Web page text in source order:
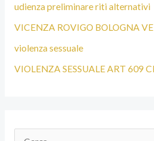
udienza preliminare riti alternativi
VICENZA ROVIGO BOLOGNA
violenza sessuale
VIOLENZA SESSUALE ART 609